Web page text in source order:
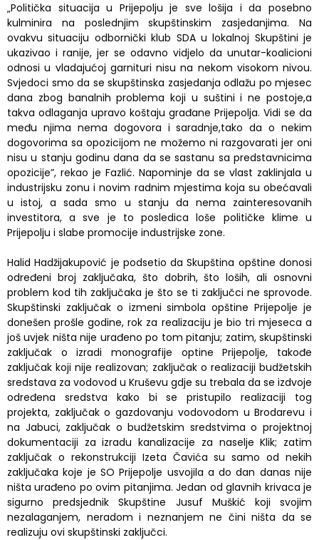
„Politička situacija u Prijepolju je sve lošija i da posebno
kulminira na poslednjim skupštinskim zasjedanjima. Na
ovakvu situaciju odbornički klub SDA u lokalnoj Skupštini je
ukazivao i ranije, jer se odavno vidjelo da unutar-koalicioni
odnosi u vladajućoj garnituri nisu na nekom visokom nivou.
Svjedoci smo da se skupštinska zasjedanja odlažu po mjesec
dana zbog banalnih problema koji u suštini i ne postoje,a
takva odlaganja upravo koštaju građane Prijepolja. Vidi se da
među njima nema dogovora i saradnje,tako da o nekim
dogovorima sa opozicijom ne možemo ni razgovarati jer oni
nisu u stanju godinu dana da se sastanu sa predstavnicima
opozicije”, rekao je Fazlić. Napominje da se vlast zaklinjala u
industrijsku zonu i novim radnim mjestima koja su obećavali
u istoj, a sada smo u stanju da nema zainteresovanih
investitora, a sve je to posledica loše političke klime u
Prijepolju i slabe promocije industrijske zone.
Halid Hadžijakupović je podsetio da Skupština opštine donosi
određeni broj zaključaka, što dobrih, što loših, ali osnovni
problem kod tih zaključaka je što se ti zaključci ne sprovode.
Skupštinski zaključak o izmeni simbola opštine Prijepolje je
donešen prošle godine, rok za realizaciju je bio tri mjeseca a
još uvjek ništa nije urađeno po tom pitanju; zatim, skupštinski
zaključak o izradi monografije optine Prijepolje, takođe
zaključak koji nije realizovan; zaključak o realizaciji budžetskih
sredstava za vodovod u Kruševu gdje su trebala da se izdvoje
određena sredstva kako bi se pristupilo realizaciji tog
projekta, zaključak o gazdovanju vodovodom u Brodarevu i
na Jabuci, zaključak o budžetskim sredstvima o projektnoj
dokumentaciji za izradu kanalizacije za naselje Klik; zatim
zaključak o rekonstrukciji Izeta Čavića su samo od nekih
zaključaka koje je SO Prijepolje usvojila a do dan danas nije
ništa urađeno po ovim pitanjima. Jedan od glavnih krivaca je
sigurno predsjednik Skupštine Jusuf Muškić koji svojim
nezalaganjem, neradom i neznanjem ne čini ništa da se
realizuju ovi skupštinski zaključci.